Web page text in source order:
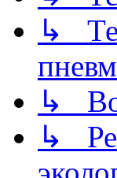
↳
↳
↳